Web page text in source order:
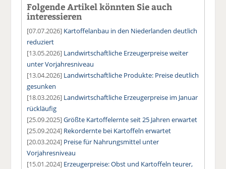
Folgende Artikel könnten Sie auch
interessieren
[07.07.2026] Kartoffelanbau in den Niederlanden deutlich
reduziert
[13.05.2026] Landwirtschaftliche Erzeugerpreise weiter
unter Vorjahresniveau
[13.04.2026] Landwirtschaftliche Produkte: Preise deutlich
gesunken
[18.03.2026] Landwirtschaftliche Erzeugerpreise im Januar
rückläufig
[25.09.2025]Größte Kartoffelernte seit 25 Jahren erwartet
[25.09.2024] Rekordernte bei Kartoffeln erwartet
[20.03.2024] Preise für Nahrungsmittel unter
Vorjahresniveau
[15.01.2024] Erzeugerpreise: Obst und Kartoffeln teurer,